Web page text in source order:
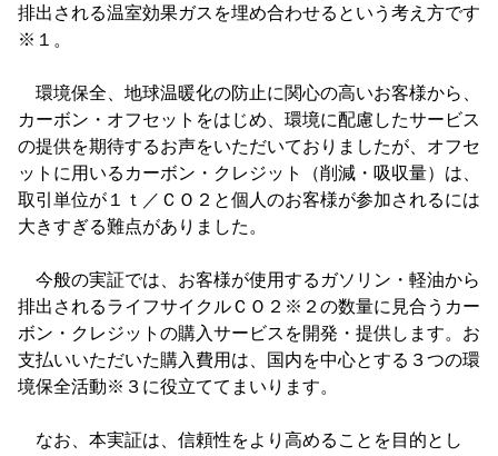
排出される温室効果ガスを埋め合わせるという考え方です
※１。
環境保全、地球温暖化の防止に関心の高いお客様から、
カーボン・オフセットをはじめ、環境に配慮したサービス
の提供を期待するお声をいただいておりましたが、オフセ
ットに用いるカーボン・クレジット（削減・吸収量）は、
取引単位が１ｔ／ＣＯ２と個人のお客様が参加されるには
大きすぎる難点がありました。
今般の実証では、お客様が使用するガソリン・軽油から
排出されるライフサイクルＣＯ２※２の数量に見合うカー
ボン・クレジットの購入サービスを開発・提供します。お
支払いいただいた購入費用は、国内を中心とする３つの環
境保全活動※３に役立ててまいります。
なお、本実証は、信頼性をより高めることを目的とし